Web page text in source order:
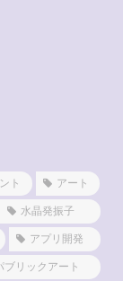
ト アート
水晶発振子
アプリ開発
ブリックアート